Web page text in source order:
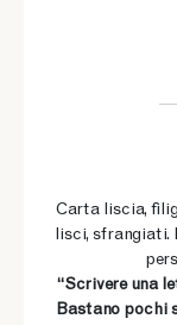
Carta liscia,
lisci, sfrangiati.
“Scrivere una
Bastano pochi